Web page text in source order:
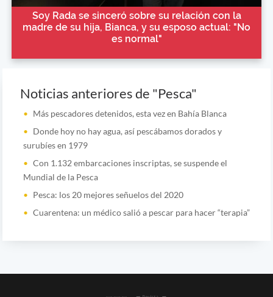
Soy Rada se sinceró sobre su relación con la
madre de su hija, Bianca, y su esposo actual: "No
es normal"
Noticias anteriores de "Pesca"
Más pescadores detenidos, esta vez en Bahía Blanca
Donde hoy no hay agua, así pescábamos dorados y
surubíes en 1979
Con 1.132 embarcaciones inscriptas, se suspende el
Mundial de la Pesca
Pesca: los 20 mejores señuelos del 2020
Cuarentena: un médico salió a pescar para hacer “terapia”